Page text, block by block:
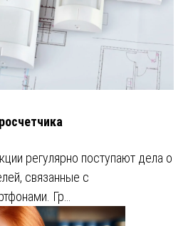
регулярно поступают дела о
связанные с
Гр…